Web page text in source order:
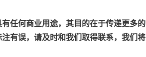
任何商业用途，其目的在于传递更多的
有误，请及时和我们取得联系，我们将